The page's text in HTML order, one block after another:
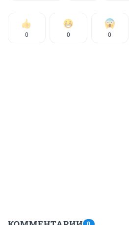
0 0 0